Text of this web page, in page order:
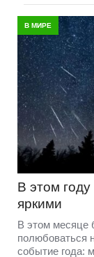
В МИРЕ
В этом
яркими
В этом месяце
полюбоваться
событие года: